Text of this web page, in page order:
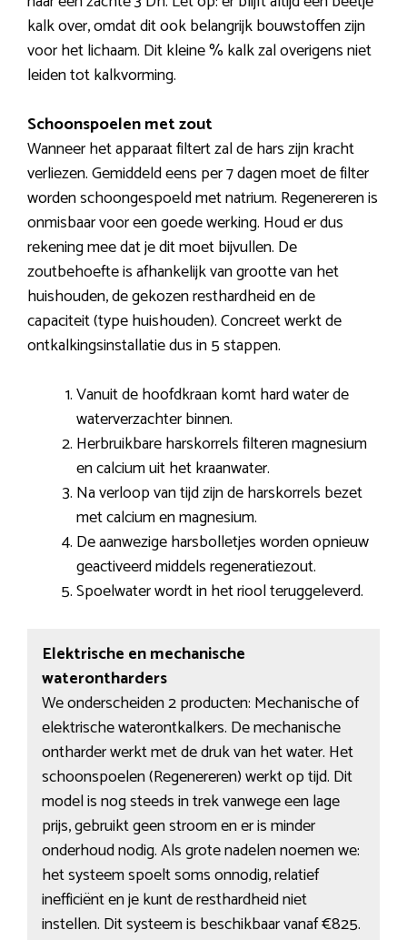
kalk over, omdat dit ook belangrijk bouwstoffen zijn
voor het lichaam. Dit kleine % kalk zal overigens niet
leiden tot kalkvorming.
Schoonspoelen met zout
Wanneer het apparaat filtert zal de hars zijn kracht
verliezen. Gemiddeld eens per 7 dagen moet de filter
worden schoongespoeld met natrium. Regenereren is
onmisbaar voor een goede werking. Houd er dus
rekening mee dat je dit moet bijvullen. De
zoutbehoefte is afhankelijk van grootte van het
huishouden, de gekozen resthardheid en de
capaciteit (type huishouden). Concreet werkt de
ontkalkingsinstallatie dus in 5 stappen.
Vanuit de hoofdkraan komt hard water de
waterverzachter binnen.
Herbruikbare harskorrels filteren magnesium
en calcium uit het kraanwater.
Na verloop van tijd zijn de harskorrels bezet
met calcium en magnesium.
De aanwezige harsbolletjes worden opnieuw
geactiveerd middels regeneratiezout.
Spoelwater wordt in het riool teruggeleverd.
Elektrische en mechanische
waterontharders
We onderscheiden 2 producten: Mechanische of
elektrische waterontkalkers. De mechanische
ontharder werkt met de druk van het water. Het
schoonspoelen (Regenereren) werkt op tijd. Dit
model is nog steeds in trek vanwege een lage
prijs, gebruikt geen stroom en er is minder
onderhoud nodig. Als grote nadelen noemen we:
het systeem spoelt soms onnodig, relatief
inefficiënt en je kunt de resthardheid niet
instellen. Dit systeem is beschikbaar vanaf €825.